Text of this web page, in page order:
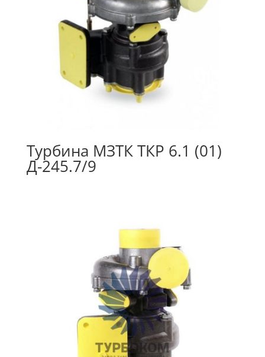
Турбина МЗТК ТКР 6.1 (01)
Д-245.7/9